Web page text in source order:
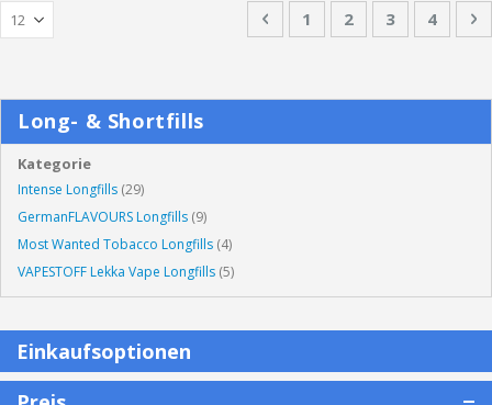
SeiteSeite
ZurückSeite
1 Seite
2 Sie lesen
3 Seite
4
Long- & Shortfills
Kategorie
Intense Longfills (29)
GermanFLAVOURS Longfills (9)
Most Wanted Tobacco Longfills (4)
VAPESTOFF Lekka Vape Longfills (5)
Einkaufsoptionen